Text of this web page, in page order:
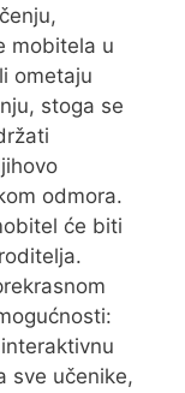
mobitela u
ometaju
stoga se
odmora.
će biti
sve učenike,